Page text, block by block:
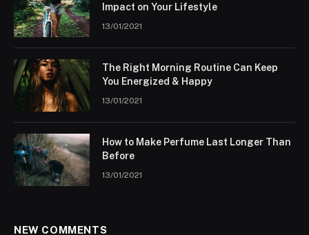
Impact on Your Lifestyle
13/01/2021
The Right Morning Routine Can Keep
You Energized & Happy
13/01/2021
How to Make Perfume Last Longer Than
Before
13/01/2021
NEW COMMENTS